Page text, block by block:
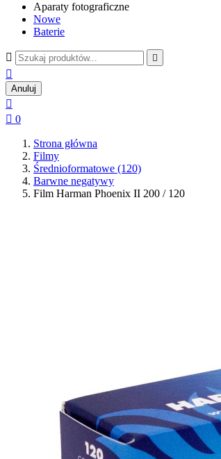
Aparaty fotograficzne
Nowe
Baterie
 

Anuluj

 0
Strona główna
Filmy
Średnioformatowe (120)
Barwne negatywy
Film Harman Phoenix II 200 / 120